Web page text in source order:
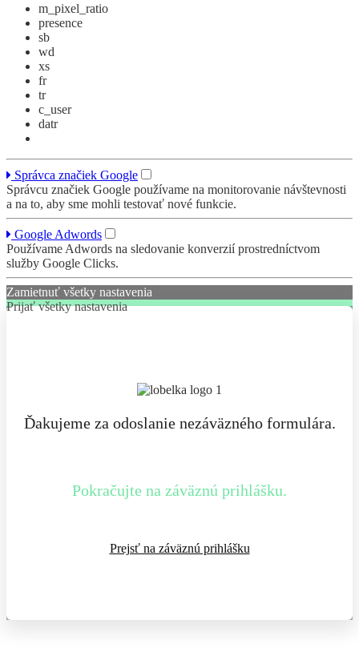
m_pixel_ratio
presence
sb
wd
xs
fr
tr
c_user
datr
Správca značiek Google
Správcu značiek Google používame na monitorovanie návštevnosti
a na to, aby sme mohli testovať nové funkcie.
Google Adwords
Používame Adwords na sledovanie konverzií prostredníctvom
služby Google Clicks.
Zamietnuť všetky nastavenia
Prijať všetky nastavenia
Ďakujeme za odoslanie nezáväzného formulára.
Pokračujte na záväznú prihlášku.
Prejsť na záväznú prihlášku